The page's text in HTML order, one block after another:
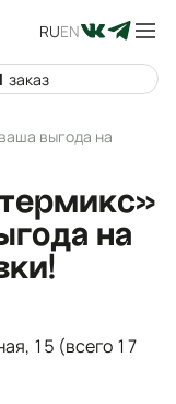
RUEN
заказ
выгода на
на
15 (всего 17